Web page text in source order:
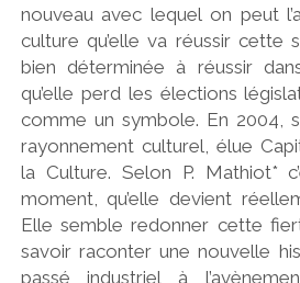
nouveau avec lequel on peut
culture qu’elle va réussir cette
bien déterminée à réussir
qu’elle perd les élections
comme un symbole. En 2004,
rayonnement culturel, élue
la Culture. Selon P. Mathiot*
moment, qu’elle devient
Elle semble redonner cette
savoir raconter une nouvelle
passé industriel à